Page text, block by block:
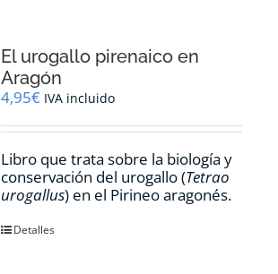
El urogallo pirenaico en
Aragón
4,95€ IVA incluido
Libro que trata sobre la biología y
conservación del urogallo (Tetrao
urogallus) en el Pirineo aragonés.
Detalles